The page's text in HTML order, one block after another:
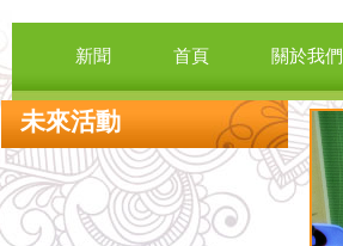
新聞 首頁 關於我們
未來活動